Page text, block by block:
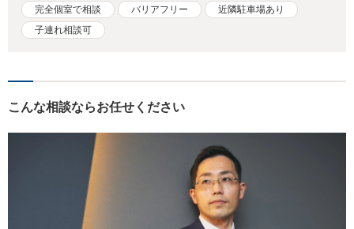
完全個室で相談 バリアフリー
近隣駐車場あり
子連れ相談可
こんな相談ならお任せください